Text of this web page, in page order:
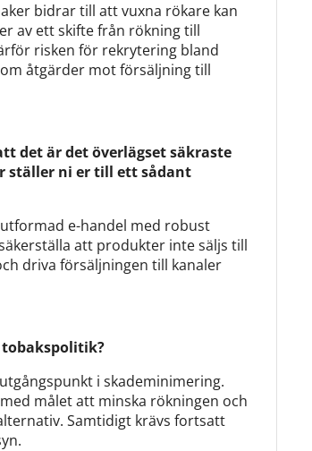
bidrar till att vuxna rökare kan
av ett skifte från rökning till
risken för rekrytering bland
åtgärder mot försäljning till
det är det överlägset säkraste
ställer ni er till ett sådant
e-handel med robust
att produkter inte säljs till
driva försäljningen till kanaler
tobakspolitik?
i skademinimering.
målet att minska rökningen och
Samtidigt krävs fortsatt